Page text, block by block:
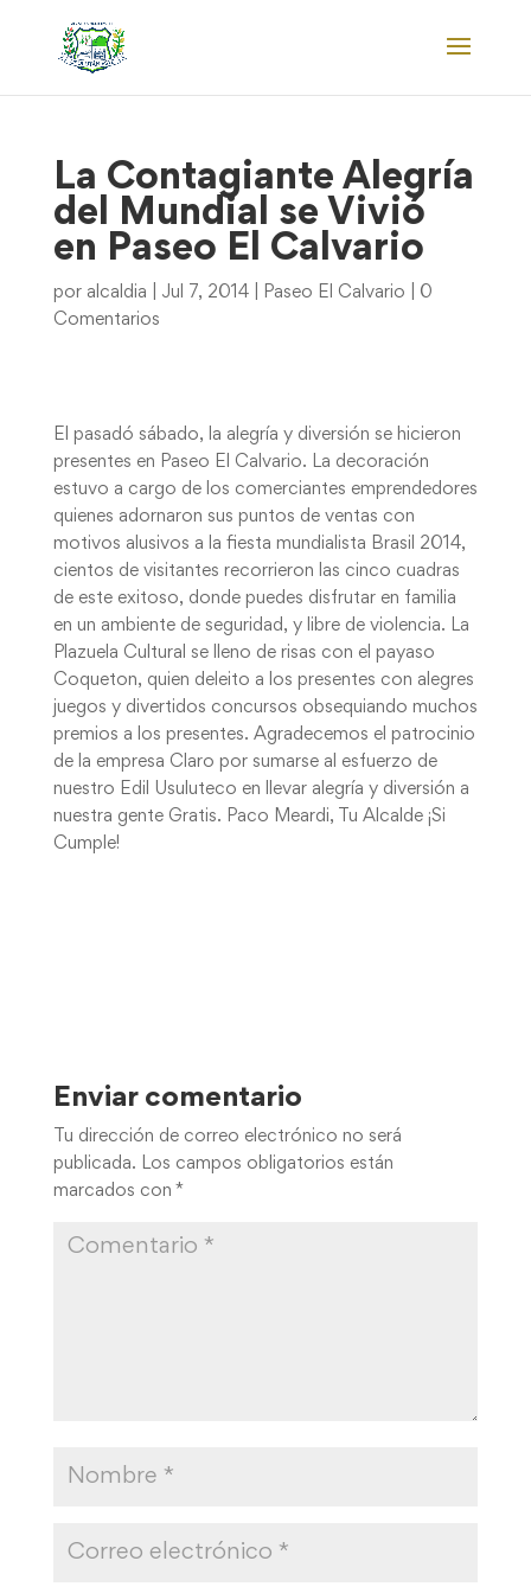
La Contagiante Alegría
del Mundial se Vivió
en Paseo El Calvario
por alcaldia Jul 7, 2014| Paseo El Calvario
0
Comentarios
El pasadó sábado, la alegría y diversión se hicieron
presentes en Paseo El Calvario. La decoración
estuvo a cargo de los comerciantes emprendedores
quienes adornaron sus puntos de ventas con
motivos alusivos a la fiesta mundialista Brasil 2014,
cientos de visitantes recorrieron las cinco cuadras
de este exitoso, donde puedes disfrutar en familia
en un ambiente de seguridad, y libre de violencia. La
Plazuela Cultural se lleno de risas con el payaso
Coqueton, quien deleito a los presentes con alegres
juegos y divertidos concursos obsequiando muchos
premios a los presentes. Agradecemos el patrocinio
de la empresa Claro por sumarse al esfuerzo de
nuestro Edil Usuluteco en llevar alegría y diversión a
nuestra gente Gratis. Paco Meardi, Tu Alcalde ¡Si
Cumple!
Enviar comentario
Tu dirección de correo electrónico no será
publicada.
Los campos obligatorios están
marcados con *